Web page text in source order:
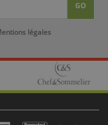
GO
légales